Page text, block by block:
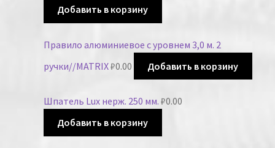
Добавить в корзину
Правило алюминиевое с уровнем 3,0 м. 2
ручки//MATRIX₽0.00 Добавить в корзину
Шпатель Lux нерж. 250 мм. ₽0.00
Добавить в корзину